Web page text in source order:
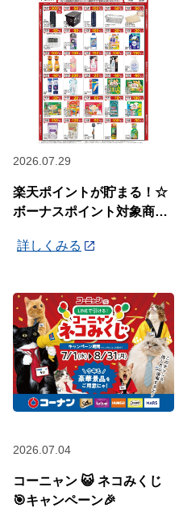
2026.07.29
楽天ポイントが貯まる！☆
ボーナスポイント対象商品
詳しくみる
2026.07.04
コーニャン 😺 ネコみくじ
🎯キャンペーン🎉